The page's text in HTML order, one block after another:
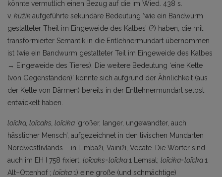
könnte vermutlich einen Bezug auf die im Wied. 438 s.
v. kǖzik aufgeführte sekundäre Bedeutung ‘wie ein Bandwurm
gestalteter Theil im Eingeweide des Kalbes’ (?) haben, die mit
transformierter Semantik in die Entlehnermundart übernommen
ist (wie ein Band­wurm gestalteter Teil im Eingeweide des Kalbes
→ Eingeweide des Tieres). Die weitere Bedeutung ‘eine Kette
(von Gegenständen)’ könnte sich aufgrund der Ähnlichkeit (aus
der Kette von Därmen) bereits in der Entlehnermundart selbst
entwickelt haben.
loīcka, loīcaks, loīcika ‘großer, langer, ungewandter, auch
hässlicher Mensch’, aufgezeichnet in den livischen Mundarten
Nordwestlivlands – in Limbaži, Vainiži, Vecate. Die Wörter sind
auch im EH I 758 fixiert: loīcaks=loīcka1 Lemsal; loīcika=loīcka1
Alt–Ottenhof ; loīcka1) eine große (und schmächtige)